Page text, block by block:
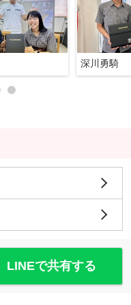
深川勇騎
LINEで共有する